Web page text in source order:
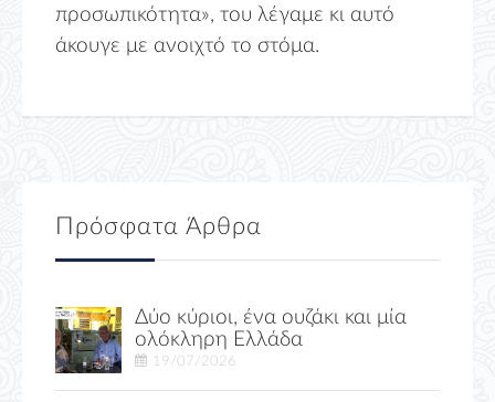
προσωπικότητα», του λέγαμε κι αυτό
άκουγε με ανοιχτό το στόμα.
Πρόσφατα Άρθρα
Δύο κύριοι, ένα ουζάκι και μία
ολόκληρη Ελλάδα
19/07/2026